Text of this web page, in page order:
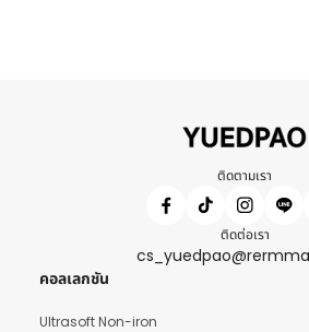
ติดตามเรา
ติดต่อเรา
คอลเลกชัน
Ultrasoft Non-iron